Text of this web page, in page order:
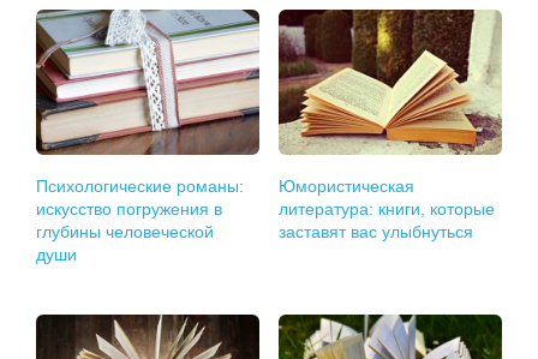
Психологические романы:
искусство погружения в
глубины человеческой
души
Юмористическая
литература: книги, которые
заставят вас улыбнуться